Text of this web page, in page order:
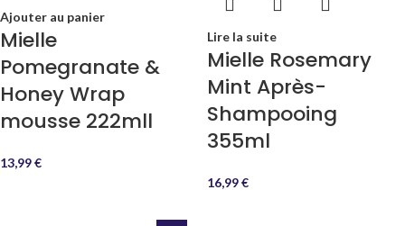
Ajouter au panier
Mielle
Pomegranate &
Honey Wrap
mousse 222mll
13,99€
Lire la suite
Mielle Rosemary
Mint Après-
Shampooing
355ml
16,99€